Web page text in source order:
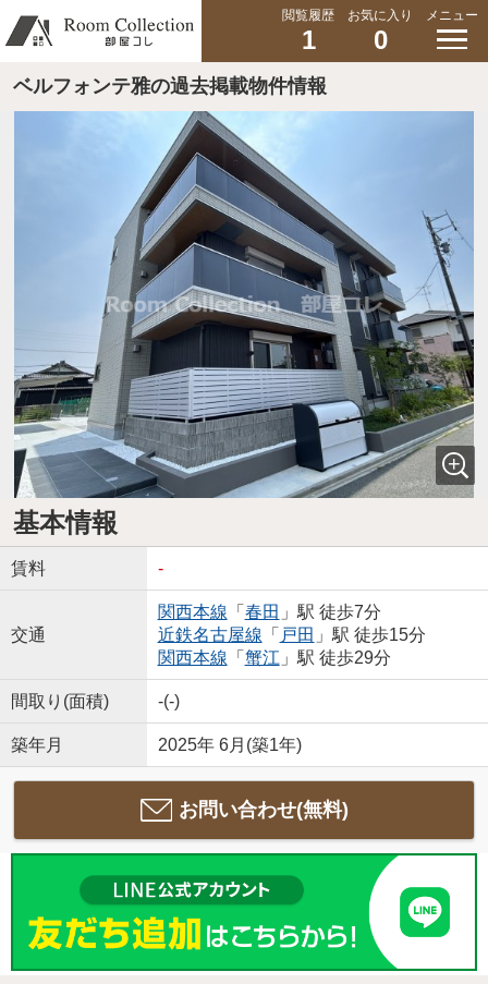
閲覧履歴
1
お気に入り
0
メニュー
ベルフォンテ雅の過去掲載物件情報
基本情報
賃料 -
交通
関西本線 「 春田 」駅 徒歩7分
近鉄名古屋線 「 戸田 」駅 徒歩15分
関西本線 「 蟹江 」駅 徒歩29分
間取り(面積) -(-)
築年月 2025年 6月(築1年)
お問い合わせ(無料)